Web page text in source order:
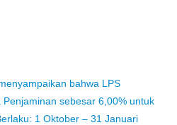
bahwa LPS
sebesar 6,00% untuk
1 Oktober – 31 Januari